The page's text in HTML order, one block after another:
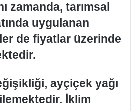
zamanda, tarımsal
uygulanan
de fiyatlar üzerinde
ayçiçek yağı
İklim